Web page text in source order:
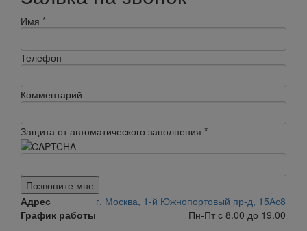
Имя *
Телефон
Комментарий
Защита от автоматического заполнения *
Позвоните мне
Адрес
г. Москва, 1-й Южнопортовый пр-д, 15Ас8
График работы
Пн-Пт с 8.00 до 19.00